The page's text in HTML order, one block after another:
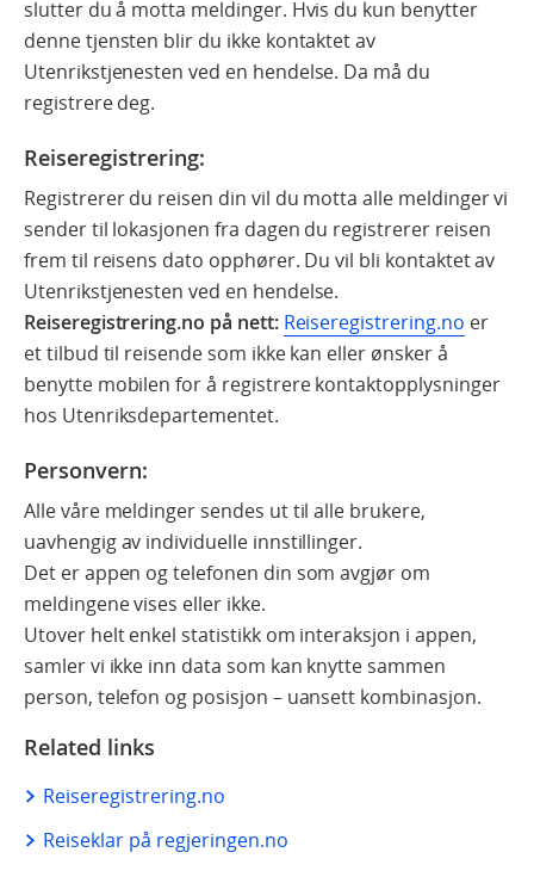
slutter du å motta meldinger. Hvis du kun benytter
denne tjensten blir du ikke kontaktet av
Utenrikstjenesten ved en hendelse. Da må du
registrere deg.
Reiseregistrering:
Registrerer du reisen din vil du motta alle meldinger vi
sender til lokasjonen fra dagen du registrerer reisen
frem til reisens dato opphører. Du vil bli kontaktet av
Utenrikstjenesten ved en hendelse.
Reiseregistrering.no på nett: Reiseregistrering.no er
et tilbud til reisende som ikke kan eller ønsker å
benytte mobilen for å registrere kontaktopplysninger
hos Utenriksdepartementet.
Personvern:
Alle våre meldinger sendes ut til alle brukere,
uavhengig av individuelle innstillinger.
Det er appen og telefonen din som avgjør om
meldingene vises eller ikke.
Utover helt enkel statistikk om interaksjon i appen,
samler vi ikke inn data som kan knytte sammen
person, telefon og posisjon – uansett kombinasjon.
Related links
Reiseregistrering.no
Reiseklar på regjeringen.no